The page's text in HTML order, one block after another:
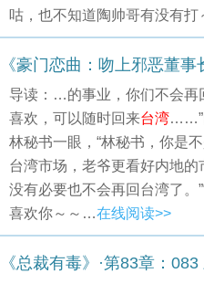
咕，也不知道陶帅哥有没有
导读：…的事业，你们不会再
喜欢，可以随时回来台湾……”
林秘书一眼，“林秘书，你是
台湾市场，老爷更看好内地的
没有必要也不会再回台湾了。
喜欢你～～…在线阅读>>
《总裁有毒》·第83章：